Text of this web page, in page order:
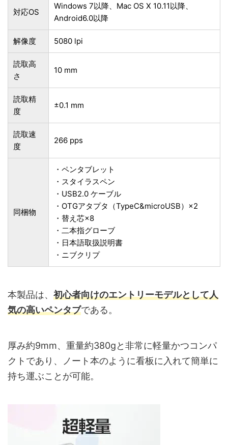
対応OS
Windows 7以降、Mac OS X 10.11以降、
Android6.0以降
解像度 5080 lpi
読取高
さ
10 mm
読取精
度
±0.1 mm
読取速
度
266 pps
同梱物
・ペンタブレット
・スタイラスペン
・USB2.0 ケーブル
・OTGアタプタ（TypeC&microUSB）×2
・替え芯×8
・二本指グローブ
・日本語取扱説明書
・ニブクリプ
本製品は、 初心者向けのエントリーモデルとして人
気の高いペンタブである。
厚み約9mm、重量約380gと非常に軽量かつコンパ
クトであり、ノート本のように看板に入れて簡単に
持ち運ぶことが可能。